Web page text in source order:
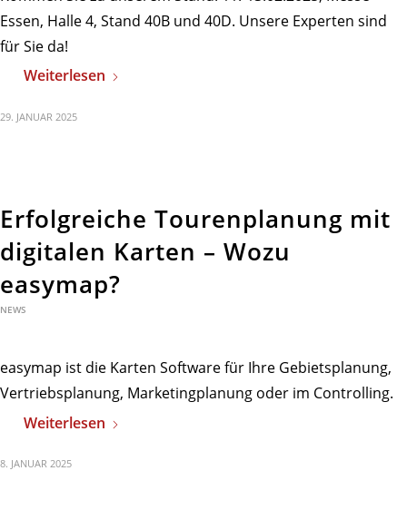
Essen, Halle 4, Stand 40B und 40D. Unsere Experten sind
für Sie da!
Weiterlesen
29. JANUAR 2025
Erfolgreiche Tourenplanung mit
digitalen Karten – Wozu
easymap?
NEWS
easymap ist die Karten Software für Ihre Gebietsplanung,
Vertriebsplanung, Marketingplanung oder im Controlling.
Weiterlesen
8. JANUAR 2025